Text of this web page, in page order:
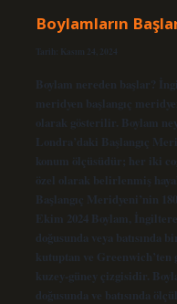
Boylamların
Tarih: Kasım 24, 2024
Boylam nereden başlar?
meridyen başlangıç
olarak gösterilir. Boylam
Londra’daki Başlangıç
konum ölçüsüdür; her iki
özel olarak belirlenmiş
Başlangıç ​​Meridyeni’nin
Ekim 2024 Boylam,
doğusunda veya
kutuptan ve
kuzey-güney çizgisidir.
doğusunda ve batısında